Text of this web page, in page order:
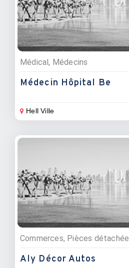
Médical, Médecins
Médecin Hôpital Be
Hell Ville
Commerces, Pièces
Aly Décor Autos